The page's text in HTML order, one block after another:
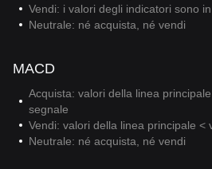
Vendi: i valori degli indicatori sono
Neutrale: né acquista, né vendi
MACD
Acquista: valori della linea
segnale
Vendi: valori della linea principale <
Neutrale: né acquista, né vendi